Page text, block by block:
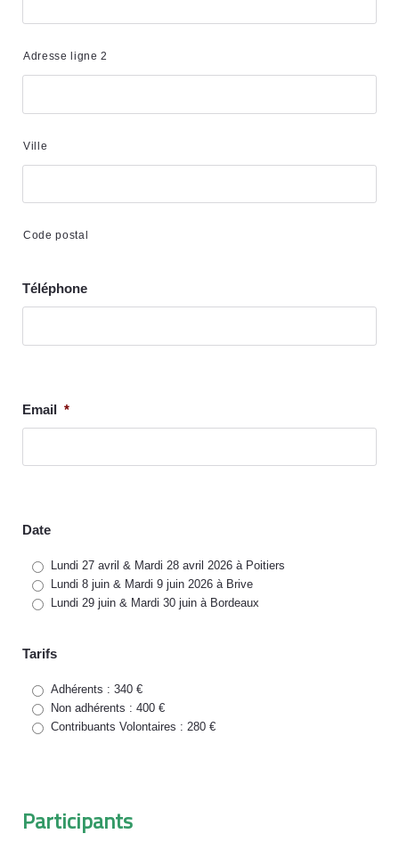
Adresse ligne 2
Ville
Code postal
Téléphone
Email *
Date
Lundi 27 avril & Mardi 28 avril 2026 à Poitiers
Lundi 8 juin & Mardi 9 juin 2026 à Brive
Lundi 29 juin & Mardi 30 juin à Bordeaux
Tarifs
Adhérents : 340 €
Non adhérents : 400 €
Contribuants Volontaires : 280 €
Participants